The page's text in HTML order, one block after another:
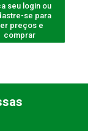
seu login ou
se para
preços e
comprar